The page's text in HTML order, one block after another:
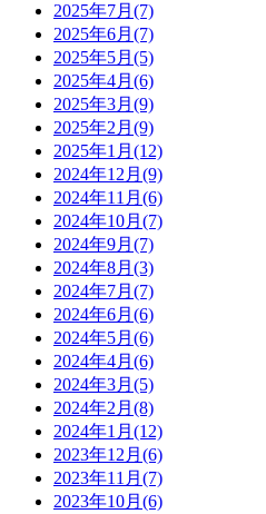
2025年7月(7)
2025年6月(7)
2025年5月(5)
2025年4月(6)
2025年3月(9)
2025年2月(9)
2025年1月(12)
2024年12月(9)
2024年11月(6)
2024年10月(7)
2024年9月(7)
2024年8月(3)
2024年7月(7)
2024年6月(6)
2024年5月(6)
2024年4月(6)
2024年3月(5)
2024年2月(8)
2024年1月(12)
2023年12月(6)
2023年11月(7)
2023年10月(6)